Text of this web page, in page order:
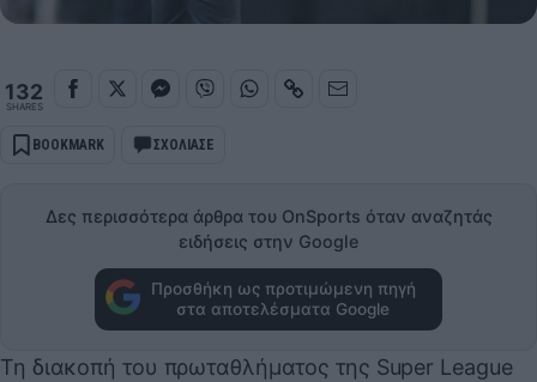
132
SHARES
BOOKMARK ΣΧΟΛΙΑΣΕ
Δες περισσότερα άρθρα του OnSports όταν αναζητάς
ειδήσεις στην Google
Προσθήκη ως προτιμώμενη πηγή
στα αποτελέσματα Google
Τη διακοπή του πρωταθλήματος της Super League